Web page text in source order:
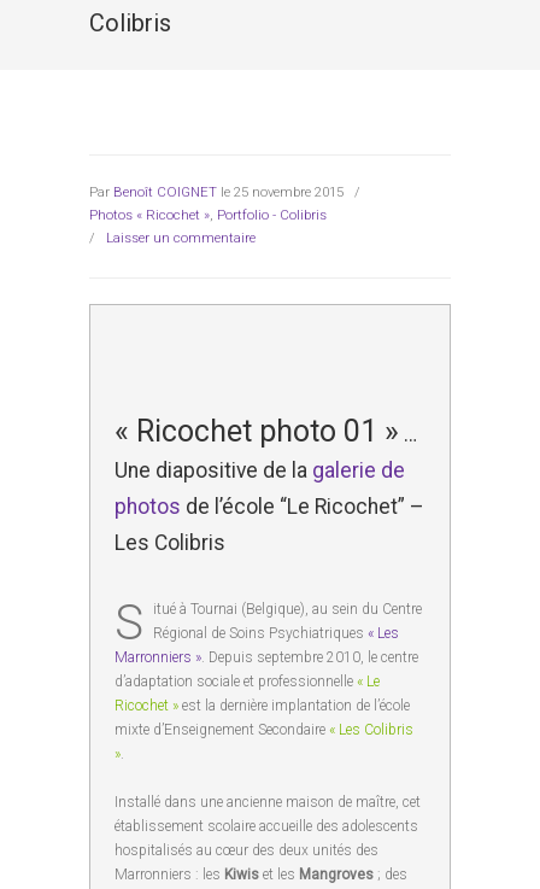
Colibris
Par Benoît COIGNET le 25 novembre 2015
/
Photos « Ricochet », Portfolio - Colibris
/ Laisser un commentaire
« Ricochet photo 01 » …
Une diapositive de la galerie de
photos de l’école “Le Ricochet” –
Les Colibris
S
itué à Tournai (Belgique), au sein du Centre
Régional de Soins Psychiatriques « Les
Marronniers ». Depuis septembre 2010, le centre
d’adaptation sociale et professionnelle « Le
Ricochet » est la dernière implantation de l’école
mixte d’Enseignement Secondaire « Les Colibris
».
Installé dans une ancienne maison de maître, cet
établissement scolaire accueille des adolescents
hospitalisés au cœur des deux unités des
Marronniers : les Kiwis et les Mangroves ; des